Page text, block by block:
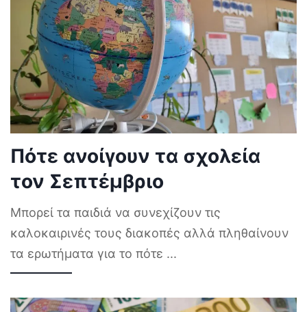
Πότε ανοίγουν τα σχολεία
τον Σεπτέμβριο
Μπορεί τα παιδιά να συνεχίζουν τις
καλοκαιρινές τους διακοπές αλλά πληθαίνουν
τα ερωτήματα για το πότε ...